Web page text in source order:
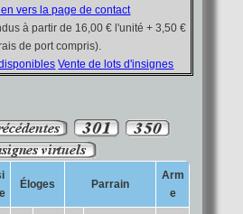
vers la page de contact
à partir de 16,00 € l'unité + 3,50 €
de port compris).
Vente de lots d'insignes
Éloges Parrain
Arm
e